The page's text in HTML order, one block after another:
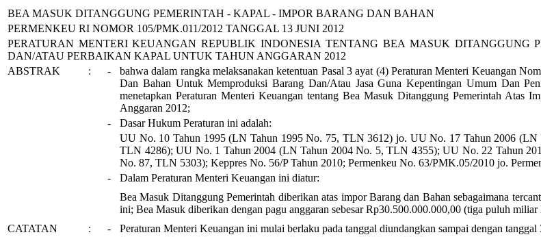
BEA MASUK DITANGGUNG PEMERINTAH - KAPAL - IMPOR BARANG DAN BAHAN
PERMENKEU RI NOMOR 105/PMK.011/2012 TANGGAL 13 JUNI 2012
PERATURAN MENTERI KEUANGAN REPUBLIK INDONESIA TENTANGBEA MASUK DITANGGUNG
DAN/ATAU PERBAIKAN KAPAL UNTUK TAHUN ANGGARAN 2012
ABSTRAK
: -
bahwa dalam rangka melaksanakan ketentuan Pasal 3 ayat (4) Peraturan Menteri Keuangan
Dan Bahan Untuk Memproduksi Barang Dan/Atau Jasa Guna Kepentingan Umum Dan
menetapkan Peraturan Menteri Keuangan tentang Bea Masuk Ditanggung Pemerintah Atas
Anggaran 2012;
-
DasarHukum Peraturan ini adalah:
UU No. 10 Tahun 1995(LN Tahun 1995No. 75, TLN3612) jo. UU No. 17 Tahun 2006 (LN
TLN 4286); UU No. 1 Tahun 2004 (LN Tahun 2004 No. 5, TLN 4355); UU No. 22 Tahun
No. 87, TLN 5303); Keppres No. 56/P Tahun 2010; Permenkeu No. 63/PMK.05/2010 jo. Per
-
Dalam Peraturan Menteri Keuangan ini diatur:
Bea Masuk Ditanggung Pemerintah diberikan atas impor Barang dan Bahan sebagaimana
ini; Bea Masuk diberikan dengan pagu anggaran sebesar Rp30.500.000.000,00 (tiga puluh
CATATAN
: - Peraturan Menteri Keuangan ini mulai berlaku pada tanggal diundangkan sampai dengan tanggal